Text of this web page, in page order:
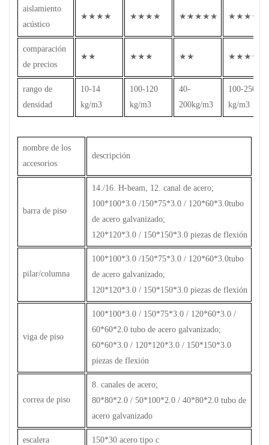
aislamiento
acústico
★★★★ ★★★★ ★★★★★ ★★★★
comparación
de precios
★★ ★★★ ★★ ★★★★
rango de
densidad
10-14
kg/m3
100-120
kg/m3
40-
200kg/m3
100-250
kg/m3
nombre de los
accesorios
descripción
barra de piso
14./16. H-beam, 12. canal de acero;
100*100*3.0 /150*75*3.0 / 120*60*3.0tubo
de acero galvanizado;
120*120*3.0 / 150*150*3.0 piezas de flexión
pilar/columna
100*100*3.0 /150*75*3.0 / 120*60*3.0tubo
de acero galvanizado;
120*120*3.0 / 150*150*3.0 piezas de flexión
viga de piso
100*100*3.0 / 150*75*3.0 / 120*60*3.0 /
60*60*2.0 tubo de acero galvanizado;
60*60*3.0 / 120*120*3.0 / 150*150*3.0
piezas de flexión
correa de piso
8. canales de acero;
80*80*2.0 / 50*100*2.0 / 40*80*2.0 tubo de
acero galvanizado
escalera 150*30 acero tipo c